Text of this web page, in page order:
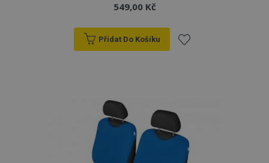
549,00 Kč
Přidat Do Košíku
oblíbeným